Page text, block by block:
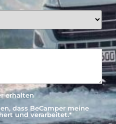
erhalten
dass BeCamper meine
und verarbeitet.*